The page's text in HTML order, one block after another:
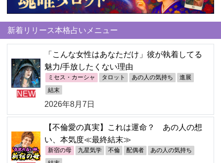
新着リリース本格占いメニュー
NEW
「こんな女性はあなただけ」彼が執着してる
魅力/手放したくない理由
ミセス・カーシャ タロット あの人の気持ち 進展
結末
2026年8月7日
【不倫愛の真実】これは運命？ あの人の想
い、本気度≪最終結末≫
新宿の母 九星気学 不倫 配偶者 あの人の気持ち